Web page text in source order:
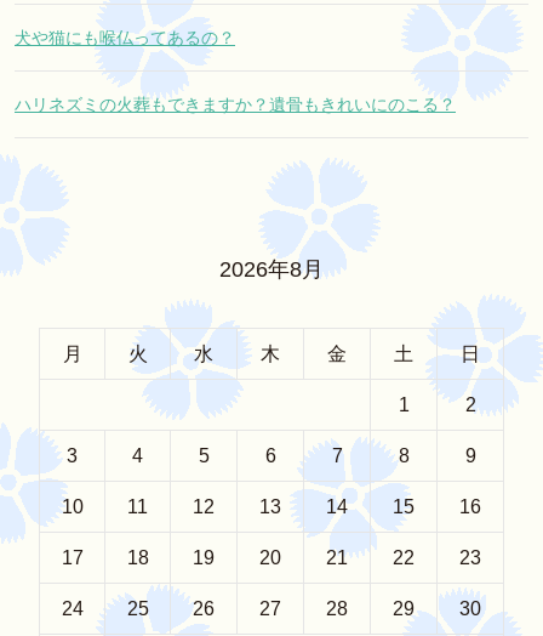
犬や猫にも喉仏ってあるの？
ハリネズミの火葬もできますか？遺骨もきれいにのこる？
2026年8月
月 火 水 木 金 土 日
1 2
3 4 5 6 7 8 9
10 11 12 13 14 15 16
17 18 19 20 21 22 23
24 25 26 27 28 29 30